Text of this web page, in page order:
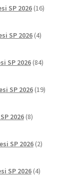
SP 2026 16izdelkov
SP 2026 4izdelki
SP 2026 84izdelkov
SP 2026 19izdelkov
2026 8izdelkov
SP 2026 2izdelka
SP 2026 4izdelki